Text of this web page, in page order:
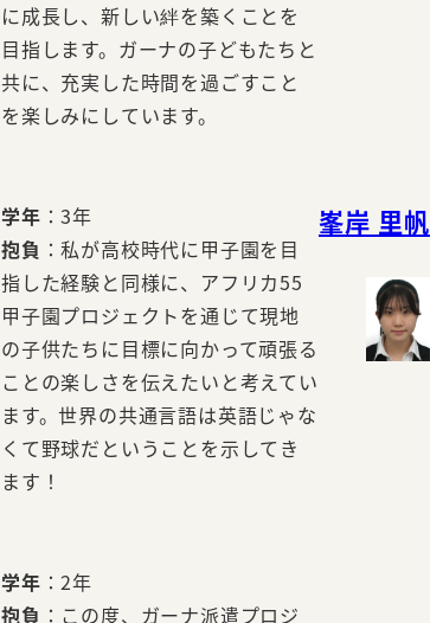
に成長し、新しい絆を築くことを
目指します。ガーナの子どもたちと
共に、充実した時間を過ごすこと
を楽しみにしています。
学年 ：3年
抱負 ：私が高校時代に甲子園を目
指した経験と同様に、アフリカ55
甲子園プロジェクトを通じて現地
の子供たちに目標に向かって頑張る
ことの楽しさを伝えたいと考えてい
ます。世界の共通言語は英語じゃな
くて野球だということを示してき
ます！
峯岸 里帆
学年 ：2年
抱負 ：この度、ガーナ派遣プロジ